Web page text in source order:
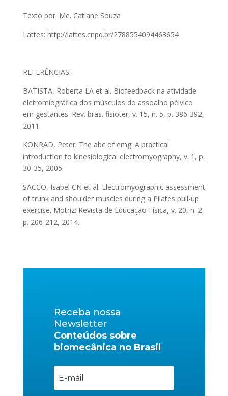
Texto por: Me. Catiane Souza
Lattes: http://lattes.cnpq.br/2788554094463654
REFERÊNCIAS:
BATISTA, Roberta LA et al. Biofeedback na atividade
eletromiográfica dos músculos do assoalho pélvico
em gestantes. Rev. bras. fisioter, v. 15, n. 5, p. 386-392,
2011.
KONRAD, Peter. The abc of emg. A practical
introduction to kinesiological electromyography, v. 1, p.
30-35, 2005.
SACCO, Isabel CN et al. Electromyographic assessment
of trunk and shoulder muscles during a Pilates pull-up
exercise. Motriz: Revista de Educação Física, v. 20, n. 2,
p. 206-212, 2014.
Receba nossa
Newsletter
Conteúdos sobre
biomecânica no Brasil